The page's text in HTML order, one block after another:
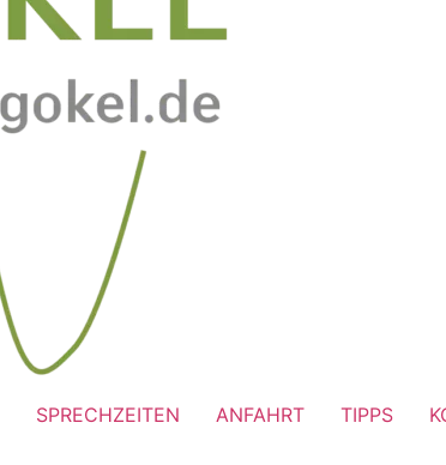
SPRECHZEITEN ANFAHRT TIPPS